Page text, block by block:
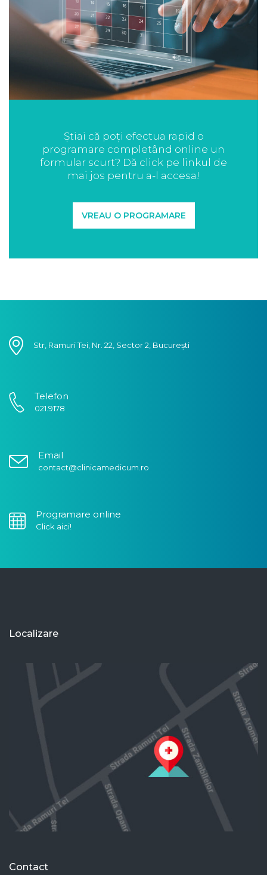
Știai că poți efectua rapid o
programare completând online un
formular scurt? Dă click pe linkul de
mai jos pentru a-l accesa!
VREAU O PROGRAMARE
Str, Ramuri Tei, Nr. 22, Sector 2, București
Telefon
021.9178
Email
contact@clinicamedicum.ro
Programare online
Click aici!
Localizare
Contact